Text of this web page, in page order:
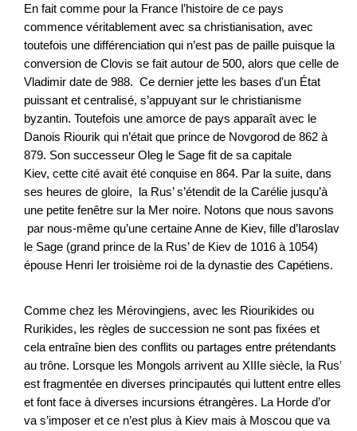
En fait comme pour la France l’histoire de ce pays
commence véritablement avec sa christianisation, avec
toutefois une différenciation qui n’est pas de paille puisque la
conversion de Clovis se fait autour de 500, alors que celle de
Vladimir date de 988. Ce dernier jette les bases d'un État
puissant et centralisé, s’appuyant sur le christianisme
byzantin. Toutefois une amorce de pays apparaît avec le
Danois Riourik qui n’était que prince de Novgorod de 862 à
879. Son successeur Oleg le Sage fit de sa capitale
Kiev, cette cité avait été conquise en 864. Par la suite, dans
ses heures de gloire, la Rus’ s’étendit de la Carélie jusqu’à
une petite fenêtre sur la Mer noire. Notons que nous savons
par nous-même qu’une certaine Anne de Kiev, fille d’Iaroslav
le Sage (grand prince de la Rus’ de Kiev de 1016 à 1054)
épouse Henri Ier troisième roi de la dynastie des Capétiens.
Comme chez les Mérovingiens, avec les Riourikides ou
Rurikides, les règles de succession ne sont pas fixées et
cela entraîne bien des conflits ou partages entre prétendants
au trône. Lorsque les Mongols arrivent au XIIIe siècle, la Rus’
est fragmentée en diverses principautés qui luttent entre elles
et font face à diverses incursions étrangères. La Horde d’or
va s’imposer et ce n’est plus à Kiev mais à Moscou que va